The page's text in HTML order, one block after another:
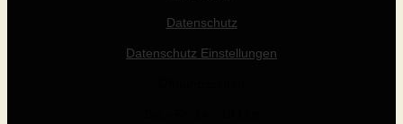
Datenschutz
Datenschutz Einstellungen